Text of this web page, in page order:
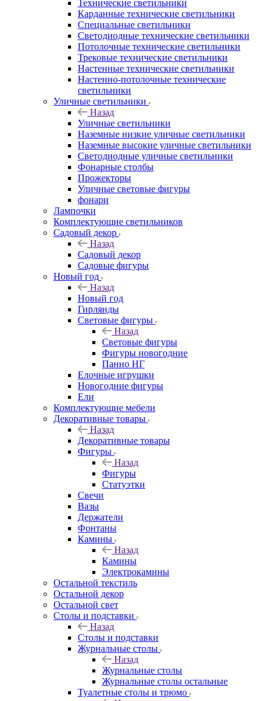
Технические светильники
Карданные технические светильники
Специальные светильники
Светодиодные технические светильники
Потолочные технические светильники
Трековые технические светильники
Настенные технические светильники
Настенно-потолочные технические
светильники
Уличные светильники
Назад
Уличные светильники
Наземные низкие уличные светильники
Наземные высокие уличные светильники
Светодиодные уличные светильники
Фонарные столбы
Прожекторы
Уличные световые фигуры
фонари
Лампочки
Комплектующие светильников
Садовый декор
Назад
Садовый декор
Садовые фигуры
Новый год
Назад
Новый год
Гирлянды
Световые фигуры
Назад
Световые фигуры
Фигуры новогодние
Панно НГ
Елочные игрушки
Новогодние фигуры
Ели
Комплектующие мебели
Декоративные товары
Назад
Декоративные товары
Фигуры
Назад
Фигуры
Статуэтки
Свечи
Вазы
Держатели
Фонтаны
Камины
Назад
Камины
Электрокамины
Остальной текстиль
Остальной декор
Остальной свет
Столы и подставки
Назад
Столы и подставки
Журнальные столы
Назад
Журнальные столы
Журнальные столы остальные
Туалетные столы и трюмо